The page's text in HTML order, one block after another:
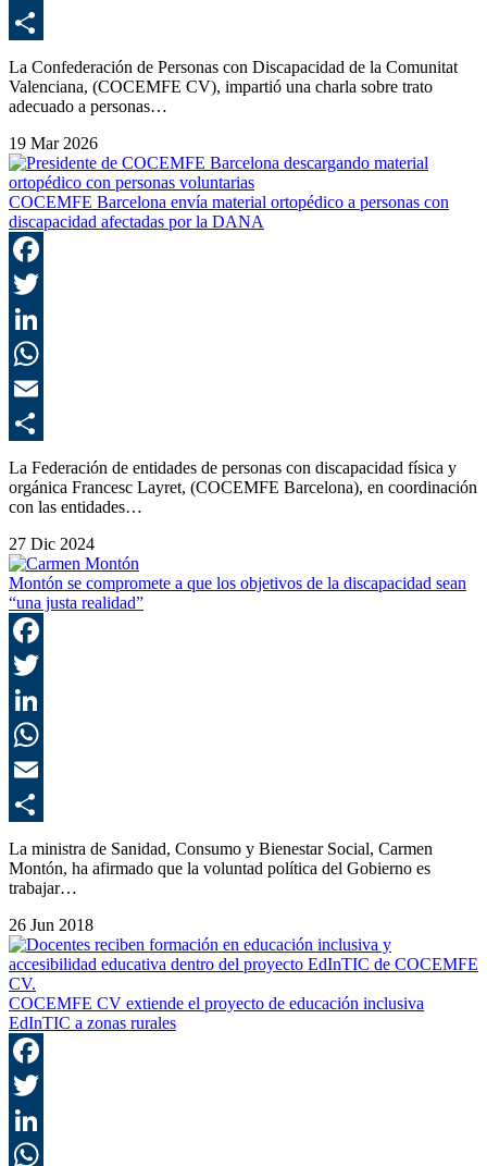
La Confederación de Personas con Discapacidad de la Comunitat
Valenciana, (COCEMFE CV), impartió una charla sobre trato
adecuado a personas…
19 Mar 2026
COCEMFE Barcelona envía material ortopédico a personas con
discapacidad afectadas por la DANA
La Federación de entidades de personas con discapacidad física y
orgánica Francesc Layret, (COCEMFE Barcelona), en coordinación
con las entidades…
27 Dic 2024
Montón se compromete a que los objetivos de la discapacidad sean
“una justa realidad”
La ministra de Sanidad, Consumo y Bienestar Social, Carmen
Montón, ha afirmado que la voluntad política del Gobierno es
trabajar…
26 Jun 2018
COCEMFE CV extiende el proyecto de educación inclusiva
EdInTIC a zonas rurales